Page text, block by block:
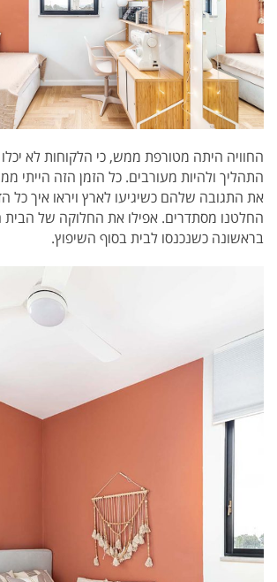
החוויה היתה מטורפת ממש, כי הלקוחות לא
התהליך ולהיות מעורבים. כל הזמן הזה הייתי
את התגובה שלהם כשיגיעו לארץ ויראו איך כל
החלטנו מסתדרים. אפילו את החלוקה של
בראשונה כשנכנסו לבית בסוף השיפוץ.